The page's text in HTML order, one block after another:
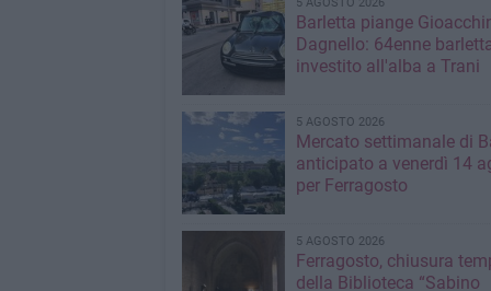
Barletta piange
Dagnello: 64enne
investito all'alba a Trani
5 AGOSTO 2026
Mercato settimanale di
anticipato a venerdì 14
per Ferragosto
5 AGOSTO 2026
Ferragosto, chiusura
della Biblioteca “Sabino